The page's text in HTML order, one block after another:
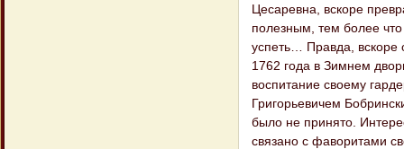
Цесаревна, вскоре
полезным, тем более
успеть… Правда, вскоре
1762 года в Зимнем
воспитание своему
Григорьевичем
было не принято.
связано с фаворитами